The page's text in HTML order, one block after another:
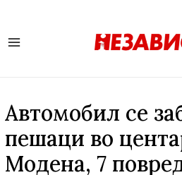
Автомобил се
пешаци во
Модена, 7